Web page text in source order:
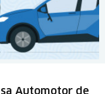
Automotor de